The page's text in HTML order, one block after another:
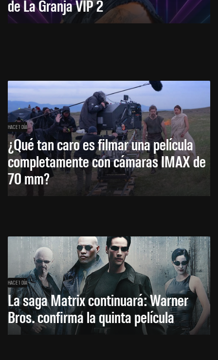
de La Granja VIP 2
HACE 1 DÍA
¿Qué tan caro es filmar una película
completamente con cámaras IMAX de
70 mm?
HACE 1 DÍA
La saga Matrix continuará: Warner
Bros. confirma la quinta película